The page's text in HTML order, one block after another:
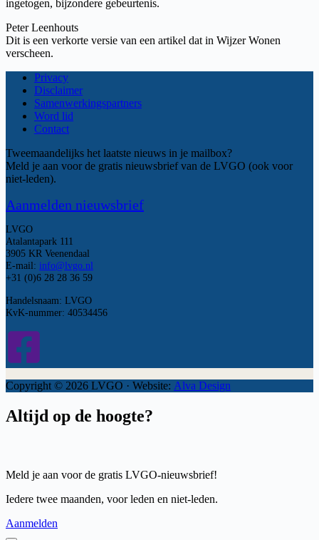
ingetogen, bijzondere gebeurtenis.
Peter Leenhouts
Dit is een verkorte versie van een artikel dat in Wijzer Wonen
verscheen.
Privacy
Disclaimer
Samenwerkingspartners
Word lid
Contact
Tweemaandelijks het laatste nieuws in je mailbox?
Meld je aan voor de gratis nieuwsbrief van de LVGO (ook voor
niet-leden).
Aanmelden nieuwsbrief
LVGO
Atalantapark 111
3905 KR Veenendaal
E-mail: info@lvgo.nl
+31 (0)6 28 28 36 59
Handelsnaam: LVGO
KvK-nummer: 40534456
Copyright © 2026 LVGO · Website: Alva Design
Altijd op de hoogte?
Meld je aan voor de gratis LVGO-nieuwsbrief!
Iedere twee maanden, voor leden en niet-leden.
Aanmelden